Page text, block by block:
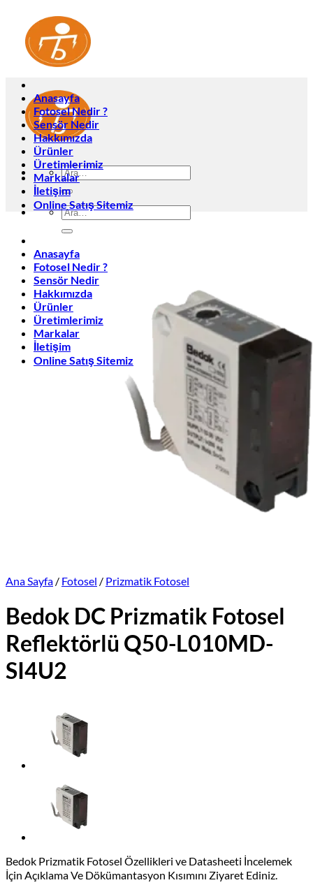
Ara:
Ara:
Anasayfa
Fotosel Nedir ?
Sensör Nedir
Hakkımızda
Ürünler
Üretimlerimiz
Markalar
İletişim
Online Satış Sitemiz
Anasayfa
Fotosel Nedir ?
Sensör Nedir
Hakkımızda
Ürünler
Üretimlerimiz
Markalar
İletişim
Online Satış Sitemiz
Ana Sayfa / Fotosel / Prizmatik Fotosel
Bedok DC Prizmatik Fotosel
Reflektörlü Q50-L010MD-
SI4U2
Bedok Prizmatik Fotosel Özellikleri ve Datasheeti İncelemek
İçin Açıklama Ve Dökümantasyon Kısımını Ziyaret Ediniz.